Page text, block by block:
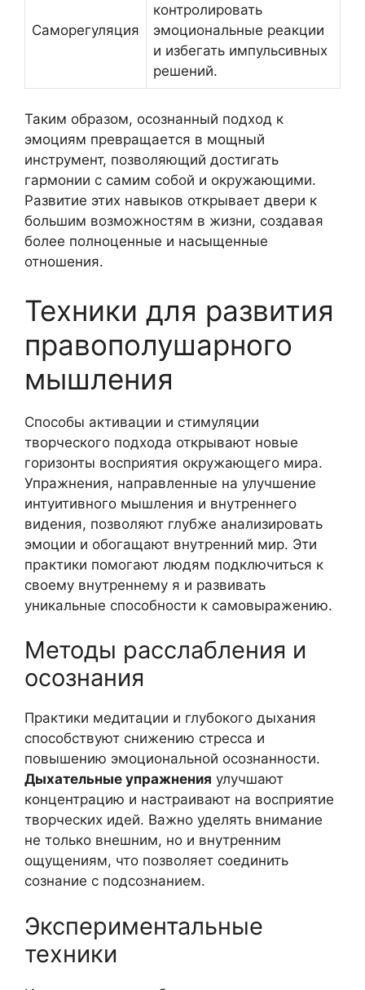
Саморегуляция
контролировать
эмоциональные реакции
и избегать импульсивных
решений.
Таким образом, осознанный подход к
эмоциям превращается в мощный
инструмент, позволяющий достигать
гармонии с самим собой и окружающими.
Развитие этих навыков открывает двери к
большим возможностям в жизни, создавая
более полноценные и насыщенные
отношения.
Техники для развития
правополушарного
мышления
Способы активации и стимуляции
творческого подхода открывают новые
горизонты восприятия окружающего мира.
Упражнения, направленные на улучшение
интуитивного мышления и внутреннего
видения, позволяют глубже анализировать
эмоции и обогащают внутренний мир. Эти
практики помогают людям подключиться к
своему внутреннему я и развивать
уникальные способности к самовыражению.
Методы расслабления и
осознания
Практики медитации и глубокого дыхания
способствуют снижению стресса и
повышению эмоциональной осознанности.
Дыхательные упражнения улучшают
концентрацию и настраивают на восприятие
творческих идей. Важно уделять внимание
не только внешним, но и внутренним
ощущениям, что позволяет соединить
сознание с подсознанием.
Экспериментальные
техники